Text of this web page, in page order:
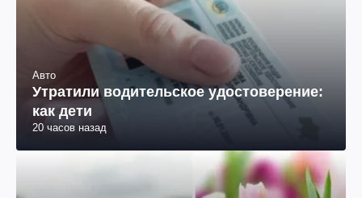
Авто
Утратили водительское удостоверение:
как дети
20 часов назад